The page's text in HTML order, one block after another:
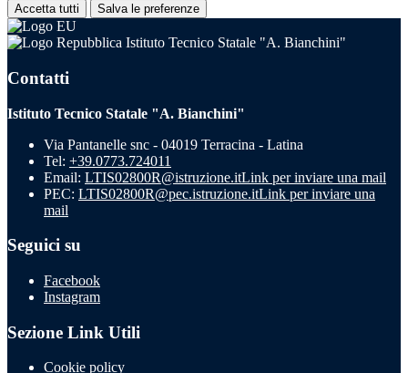
Accetta tutti Salva le preferenze
Istituto Tecnico Statale "A. Bianchini"
Contatti
Istituto Tecnico Statale "A. Bianchini"
Via Pantanelle snc - 04019 Terracina - Latina
Tel: +39.0773.724011
Email: LTIS02800R@istruzione.itLink per inviare una mail
PEC: LTIS02800R@pec.istruzione.itLink per inviare una
mail
Seguici su
Facebook
Instagram
Sezione Link Utili
Cookie policy